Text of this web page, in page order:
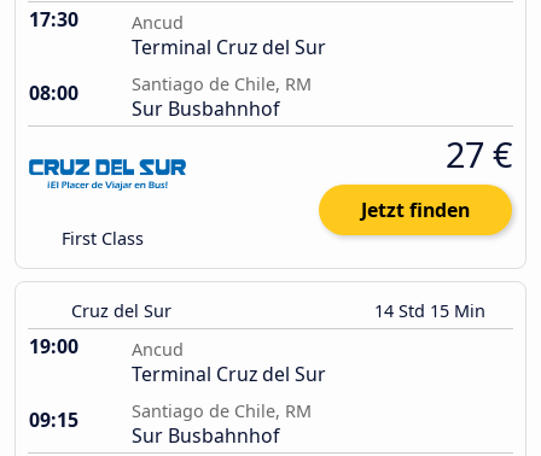
17:30 Ancud
Terminal Cruz del Sur
08:00
Santiago de Chile, RM
Sur Busbahnhof
First Class
27 €
Jetzt finden
Cruz del Sur 14 Std 15 Min
19:00 Ancud
Terminal Cruz del Sur
09:15
Santiago de Chile, RM
Sur Busbahnhof